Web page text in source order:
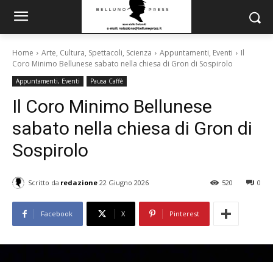
Home Arte, Cultura, Spettacoli, Scienza Appuntamenti, Eventi
Il
Coro Minimo Bellunese sabato nella chiesa di Gron di Sospirolo
Appuntamenti, Eventi Pausa Caffè
Il Coro Minimo Bellunese
sabato nella chiesa di Gron di
Sospirolo
Scritto da redazione 22 Giugno 2026 0
520
Facebook X Pinterest